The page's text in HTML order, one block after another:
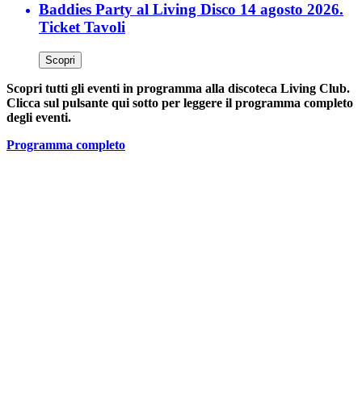
Baddies Party al Living Disco 14 agosto 2026.
Ticket Tavoli
Scopri
Scopri tutti gli eventi in programma alla discoteca Living Club.
Clicca sul pulsante qui sotto per leggere il programma completo
degli eventi.
Programma completo